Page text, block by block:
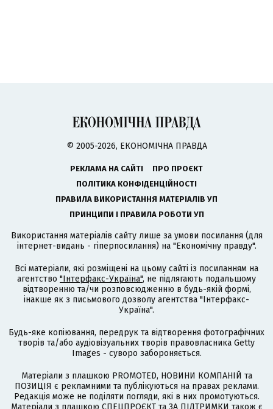
© 2005-2026, ЕКОНОМІЧНА ПРАВДА
РЕКЛАМА НА САЙТІ
ПРО ПРОЄКТ
ПОЛІТИКА КОНФІДЕНЦІЙНОСТІ
ПРАВИЛА ВИКОРИСТАННЯ МАТЕРІАЛІВ УП
ПРИНЦИПИ І ПРАВИЛА РОБОТИ УП
Використання матеріалів сайту лише за умови посилання (для
інтернет-видань - гіперпосилання) на "Економічну правду".
Всі матеріали, які розміщені на цьому сайті із посиланням на
агентство "Інтерфакс-Україна", не підлягають подальшому
відтворенню та/чи розповсюдженню в будь-якій формі,
інакше як з письмового дозволу агентства "Інтерфакс-
Україна".
Будь-яке копіювання, передрук та відтворення фотографічних
творів та/або аудіовізуальних творів правовласника Getty
Images - суворо забороняється.
Матеріали з плашкою PROMOTED, НОВИНИ КОМПАНІЙ та
ПОЗИЦІЯ є рекламними та публікуються на правах реклами.
Редакція може не поділяти погляди, які в них промотуються.